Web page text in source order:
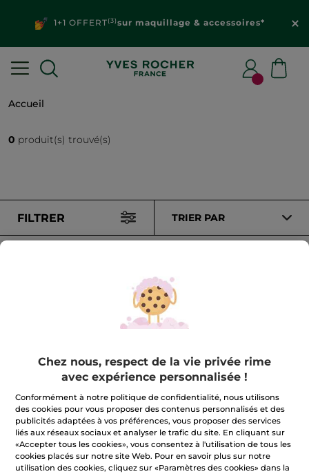
1+1 OFFERT(3)sur maquillage & accessoires*
Accueil
0 produit(s) trouvé(s)
FILTRER TRIER PAR
100%
actifs
végétaux
60 hectares de
champs biologiques
Voir plus
Chez nous, respect de la vie privée rime
avec expérience personnalisée !
Conformément à notre politique de confidentialité, nous utilisons
des cookies pour vous proposer des contenus personnalisés et des
publicités adaptées à vos préférences, vous proposer des services
liés aux réseaux sociaux et analyser le trafic du site. En cliquant sur
«Accepter tous les cookies», vous consentez à l'utilisation de tous les
cookies placés sur notre site Web. Pour en savoir plus sur notre
utilisation des cookies, cliquez sur «Paramètres des cookies» dans la